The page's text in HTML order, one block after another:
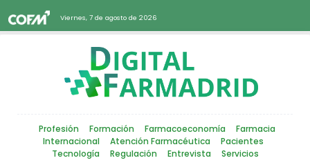
Viernes, 7 de agosto de 2026
Profesión Formación Farmacoeconomía
Farmacia
Internacional
Atención Farmacéutica
Pacientes
Tecnología
Regulación Entrevista Servicios